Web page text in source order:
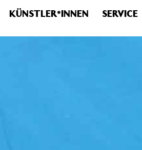
stattdessen get_permalink(). in
KÜNSTLER*INNEN
SERVICE